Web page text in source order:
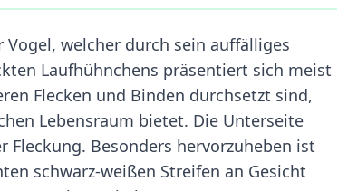
welcher durch sein auffälliges
Laufhühnchens präsentiert sich meist
Flecken und Binden durchsetzt sind,
Lebensraum bietet. Die Unterseite
Besonders hervorzuheben ist
schwarz-weißen Streifen an Gesicht